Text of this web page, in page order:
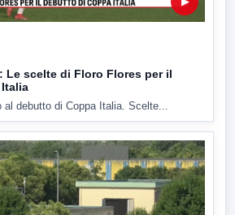
Le scelte di Floro Flores per il
debutto di Coppa Italia. Scelte...